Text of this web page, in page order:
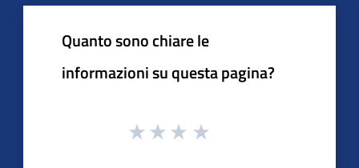
Quanto sono chiare le
informazioni su questa pagina?